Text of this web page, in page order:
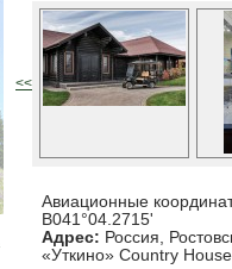
<<
Авиационные
В041°04.2715'
Адрес: Россия,
«Уткино» Country House